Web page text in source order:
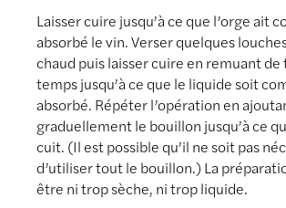
Laisser cuire jusqu’à ce que l’orge ait
absorbé le vin. Verser quelques
chaud puis laisser cuire en remuant de
temps jusqu’à ce que le liquide soit
absorbé. Répéter l’opération en
graduellement le bouillon jusqu’à ce
cuit. (Il est possible qu’il ne soit pas
d’utiliser tout le bouillon.) La
être ni trop sèche, ni trop liquide.